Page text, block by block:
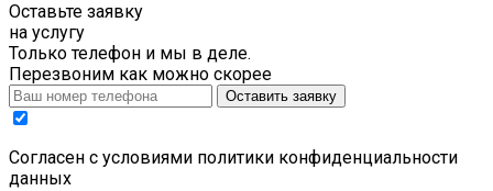
Оставьте заявку
на услугу
Только телефон и мы в деле.
Перезвоним как можно скорее
Оставить заявку
Cогласен с условиями политики конфиденциальности
данных